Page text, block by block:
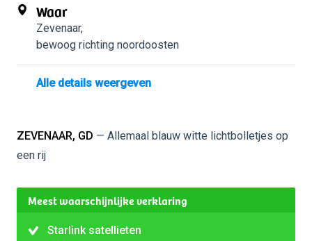
Waar
Zevenaar,
bewoog richting noordoosten
Alle details weergeven
ZEVENAAR, GD — Allemaal blauw witte lichtbolletjes op
een rij
Meest waarschijnlijke verklaring
Starlink satellieten